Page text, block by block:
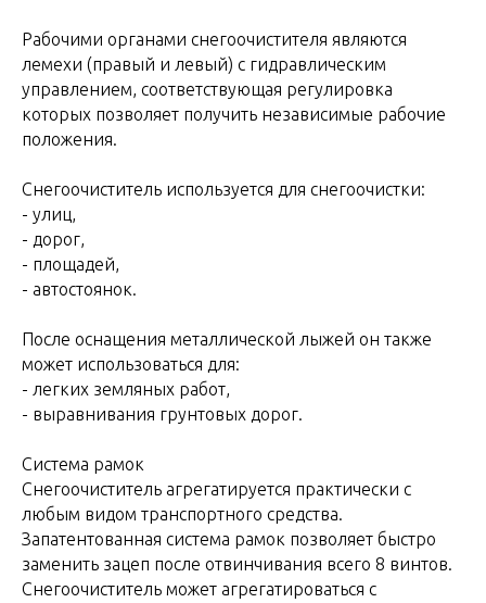
Рабочими органами снегоочистителя являются
лемехи (правый и левый) с гидравлическим
управлением, соответствующая регулировка
которых позволяет получить независимые рабочие
положения.
Снегоочиститель используется для снегоочистки:
- улиц,
- дорог,
- площадей,
- автостоянок.
После оснащения металлической лыжей он также
может использоваться для:
- легких земляных работ,
- выравнивания грунтовых дорог.
Система рамок
Снегоочиститель агрегатируется практически с
любым видом транспортного средства.
Запатентованная система рамок позволяет быстро
заменить зацеп после отвинчивания всего 8 винтов.
Снегоочиститель может агрегатироваться с